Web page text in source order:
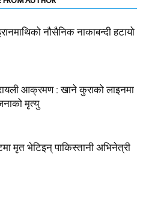
नौसैनिक नाकाबन्दी हटायो
आक्रमण : खाने कुराको लाइनमा
मृत्यु
मृत भेटिइन् पाकिस्तानी अभिनेत्री